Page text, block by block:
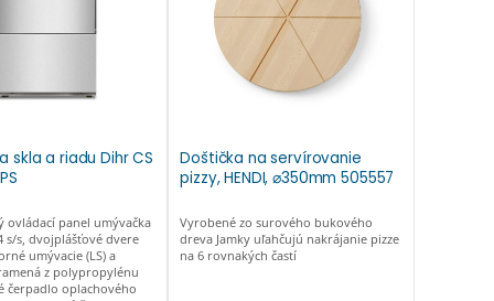
skla a riadu Dihr CS
ovládací panel umývačka
s/s, dvojplášťové dvere
umývacie (LS) a
z polypropylénu
čerpadlo oplachového
Doštička na servírovanie
pizzy, HENDI, ⌀350mm 505557
Vyrobené zo surového bukového
dreva Jamky uľahčujú nakrájanie pizze
na 6 rovnakých častí